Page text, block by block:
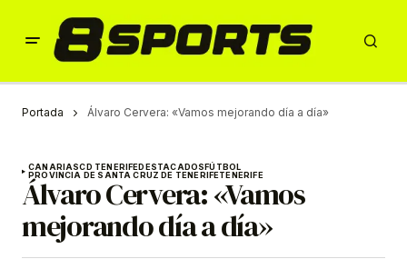
Portada Álvaro Cervera: «Vamos mejorando día a día»
CANARIASCD TENERIFEDESTACADOSFÚTBOL
PROVINCIA DE SANTA CRUZ DE TENERIFETENERIFE
Álvaro Cervera: «Vamos
mejorando día a día»